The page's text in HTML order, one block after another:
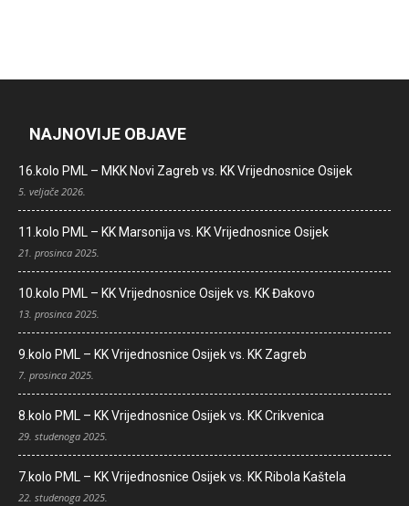
NAJNOVIJE OBJAVE
16.kolo PML – MKK Novi Zagreb vs. KK Vrijednosnice Osijek
5. veljače 2026.
11.kolo PML – KK Marsonija vs. KK Vrijednosnice Osijek
21. prosinca 2025.
10.kolo PML – KK Vrijednosnice Osijek vs. KK Đakovo
13. prosinca 2025.
9.kolo PML – KK Vrijednosnice Osijek vs. KK Zagreb
7. prosinca 2025.
8.kolo PML – KK Vrijednosnice Osijek vs. KK Crikvenica
29. studenoga 2025.
7.kolo PML – KK Vrijednosnice Osijek vs. KK Ribola Kaštela
22. studenoga 2025.